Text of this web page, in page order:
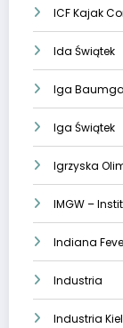
ICF Kajak
Ida Świątek
Iga
Iga Świątek
Igrzyska
IMGW –
Indiana
Industria
Industria